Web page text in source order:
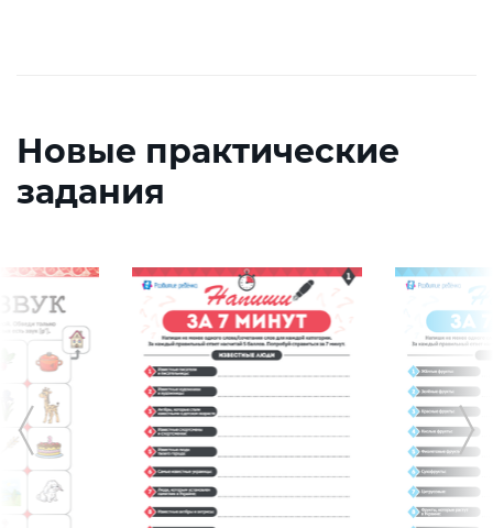
Новые практические
задания